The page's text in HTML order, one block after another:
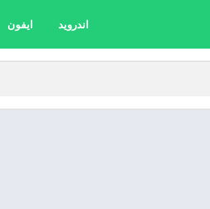
اندرويد ايفون